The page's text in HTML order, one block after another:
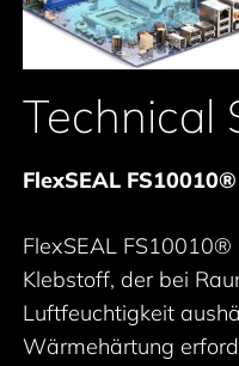
Technical
FlexSEAL FS10010®
FlexSEAL
Klebstoff, der bei
Luftfeuchtigkeit
Wärmehärtung